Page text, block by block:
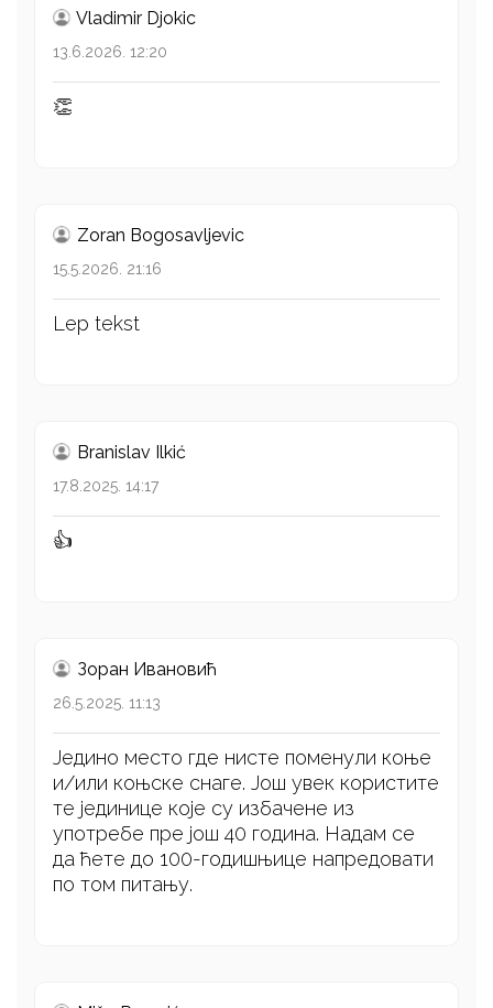
Vladimir Djokic
13.6.2026. 12:20
👏
Zoran Bogosavljevic
15.5.2026. 21:16
Lep tekst
Branislav Ilkić
17.8.2025. 14:17
👍
Зоран Ивановић
26.5.2025. 11:13
Једино место где нисте поменули коње
и/или коњске снаге. Још увек користите
те јединице које су избачене из
употребе пре још 40 година. Надам се
да ћете до 100-годишњице напредовати
по том питању.